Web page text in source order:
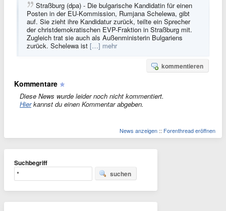
Straßburg (dpa) - Die bulgarische Kandidatin für einen
Posten in der EU-Kommission, Rumjana Schelewa, gibt
auf. Sie zieht ihre Kandidatur zurück, teilte ein Sprecher
der christdemokratischen EVP-Fraktion in Straßburg mit.
Zugleich trat sie auch als Außenministerin Bulgariens
zurück. Schelewa ist […] mehr
kommentieren
Kommentare
Diese News wurde leider noch nicht kommentiert.
Hierkannst du einen Kommentar abgeben.
News anzeigen :: Forenthread eröffnen
Suchbegriff
suchen